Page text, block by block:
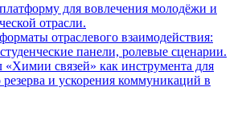
для вовлечения молодёжи и
отрасли.
отраслевого взаимодействия:
панели, ролевые сценарии.
связей» как инструмента для
резерва и ускорения коммуникаций в